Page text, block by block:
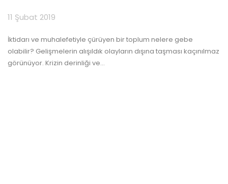
11 Şubat 2019
İktidarı ve muhalefetiyle çürüyen bir toplum nelere gebe
olabilir? Gelişmelerin alışıldık olayların dışına taşması kaçınılmaz
görünüyor. Krizin derinliği ve…